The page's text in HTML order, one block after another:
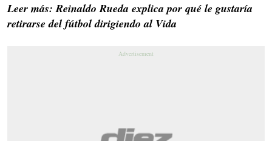
Leer más: Reinaldo Rueda explica por qué le gustaría
retirarse del fútbol dirigiendo al Vida